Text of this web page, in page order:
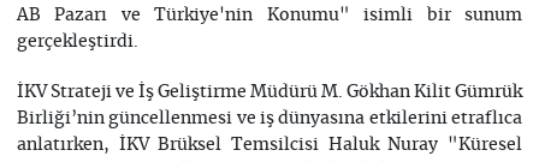
AB Pazarı ve Türkiye'nin Konumu" isimli bir sunum
gerçekleştirdi.
İKV Strateji ve İş Geliştirme Müdürü M. Gökhan Kilit Gümrük
Birliği’nin güncellenmesi ve iş dünyasına etkilerini etraflıca
anlatırken, İKV Brüksel Temsilcisi Haluk Nuray "Küresel